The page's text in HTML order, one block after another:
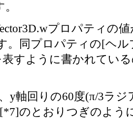
プロパティの
。同プロパティの[ヘ
表すように書かれてい
y軸回りの60度(π/3ラジ
のとおりつぎのよう